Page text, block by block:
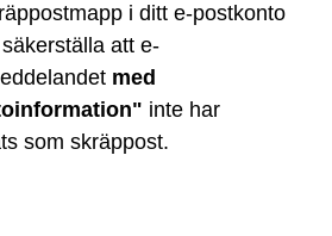
i ditt e-postkonto
att e-
med
inte har
som skräppost.